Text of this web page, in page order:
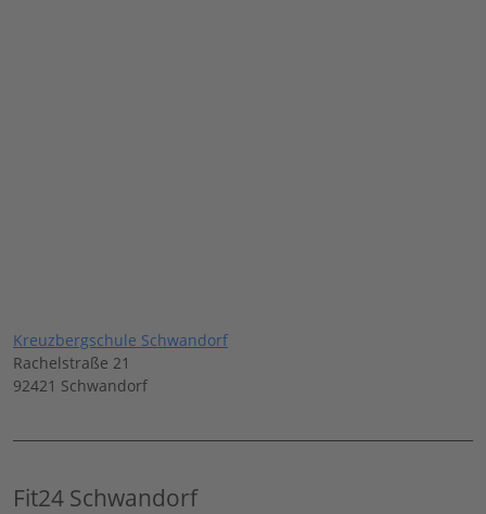
Kreuzbergschule Schwandorf
Rachelstraße 21
92421 Schwandorf
Fit24 Schwandorf